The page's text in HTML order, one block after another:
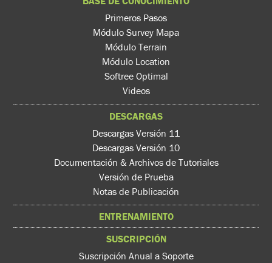
Primeros Pasos
Módulo Survey Mapa
Módulo Terrain
Módulo Location
Softree Optimal
Videos
DESCARGAS
Descargas Versión 11
Descargas Versión 10
Documentación & Archivos de Tutoriales
Versión de Prueba
Notas de Publicación
ENTRENAMIENTO
SUSCRIPCIÓN
Suscripción Anual a Soporte